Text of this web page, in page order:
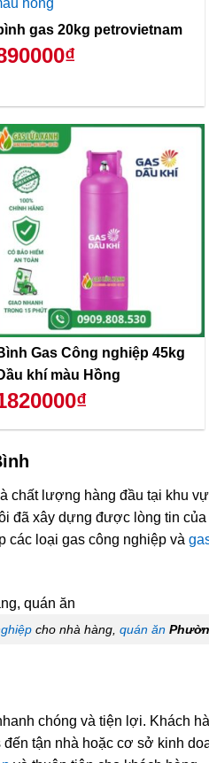
gas 20kg petrovietnam
Gas Công nghiệp 45kg
khí màu Hồng
chất lượng hàng đầu tại khu
đã xây dựng được lòng tin
các loại gas công nghiệp và
cho nhà hàng,quán ăn
chóng và tiện lợi. Khách
tận nhà hoặc cơ sở kinh